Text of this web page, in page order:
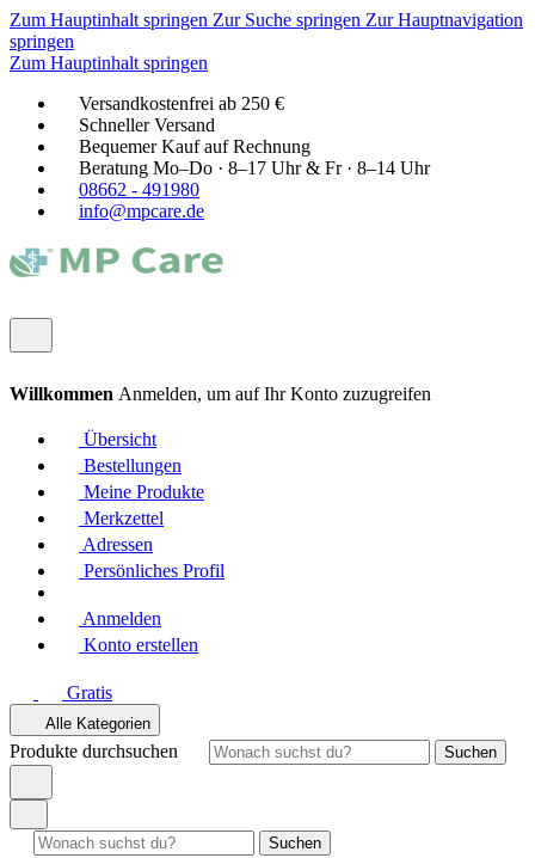
Zum Hauptinhalt springen Zur Suche springen Zur Hauptnavigation
springen
Zum Hauptinhalt springen
Versandkostenfrei ab 250 €
Schneller Versand
Bequemer Kauf auf Rechnung
Beratung Mo–Do · 8–17 Uhr & Fr · 8–14 Uhr
08662 - 491980
info@mpcare.de
Willkommen Anmelden, um auf Ihr Konto zuzugreifen
Übersicht
Bestellungen
Meine Produkte
Merkzettel
Adressen
Persönliches Profil
Anmelden
Konto erstellen
Gratis
Alle Kategorien
Produkte durchsuchen Suchen
Suchen